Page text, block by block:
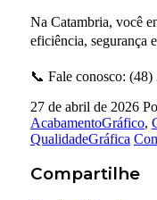
Na Catambria, você
eficiência,
📞 Fale conosco:
27 de abril de 2026
AcabamentoGráfico,
QualidadeGráfica
Compartilhe